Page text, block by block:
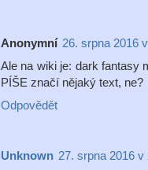
Anonymní 26. srpna 2016
Ale na wiki je: dark fantasy
PÍŠE značí nějaký text, ne?
Odpovědět
Unknown 27. srpna 2016 v